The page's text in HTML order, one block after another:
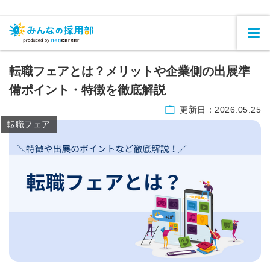
転職フェアとは？メリットや企業側の出展準
備ポイント・特徴を徹底解説
更新日： 2026.05.25
転職フェア